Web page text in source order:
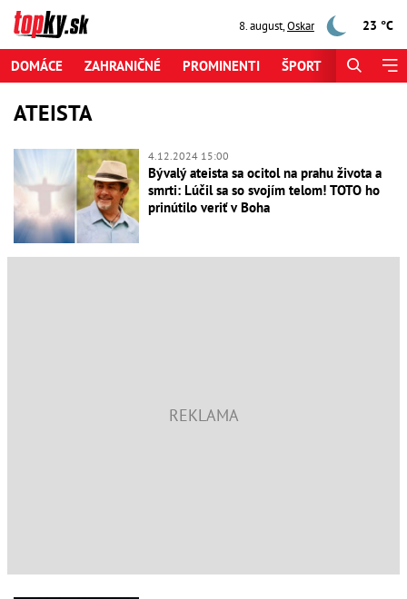
8. august,Oskar 23 °C
DOMÁCE ZAHRANIČNÉ PROMINENTI ŠPORT
ATEISTA
4.12.2024 15:00
Bývalý ateista sa ocitol na prahu života a
smrti: Lúčil sa so svojím telom! TOTO ho
prinútilo veriť v Boha